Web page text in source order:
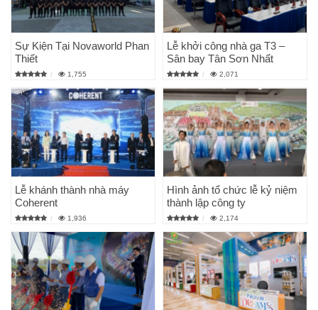
Sự Kiện Tại Novaworld Phan
Thiết
1,755
Lễ khởi công nhà ga T3 –
Sân bay Tân Sơn Nhất
2,071
Lễ khánh thành nhà máy
Coherent
1,936
Hình ảnh tổ chức lễ kỷ niệm
thành lập công ty
2,174